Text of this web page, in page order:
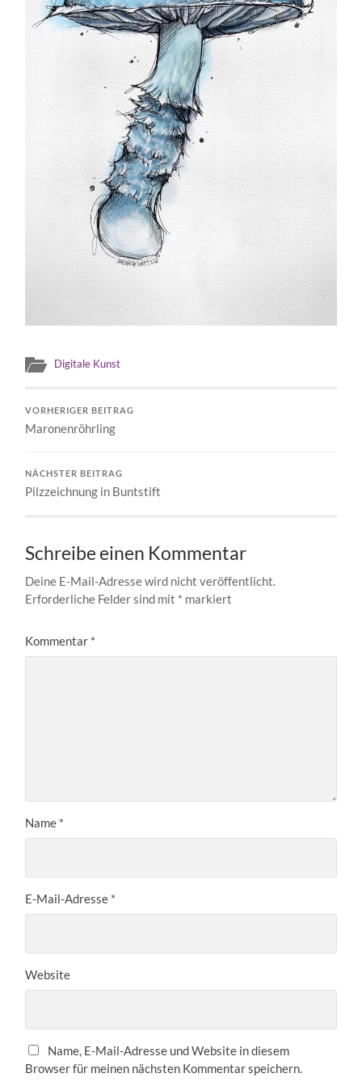
Digitale Kunst
VORHERIGER BEITRAG
Maronenröhrling
NÄCHSTER BEITRAG
Pilzzeichnung in Buntstift
Schreibe einen Kommentar
Deine E-Mail-Adresse wird nicht veröffentlicht.
Erforderliche Felder sind mit * markiert
Kommentar *
Name *
E-Mail-Adresse *
Website
Name, E-Mail-Adresse und Website in diesem
Browser für meinen nächsten Kommentar speichern.